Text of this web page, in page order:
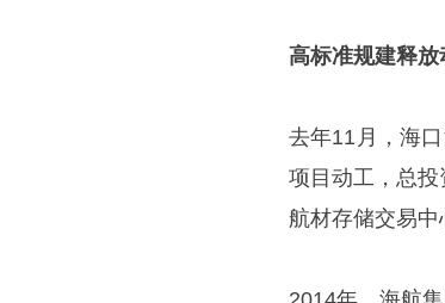
高标准规建释放
去年11月，海
项目动工，总
航材存储交易中